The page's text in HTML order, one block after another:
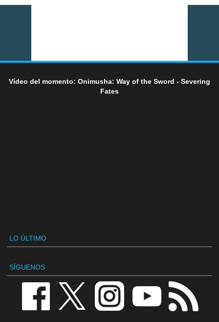
Vídeo del momento: Onimusha: Way of the Sword - Severing
Fates
LO ÚLTIMO
SÍGUENOS